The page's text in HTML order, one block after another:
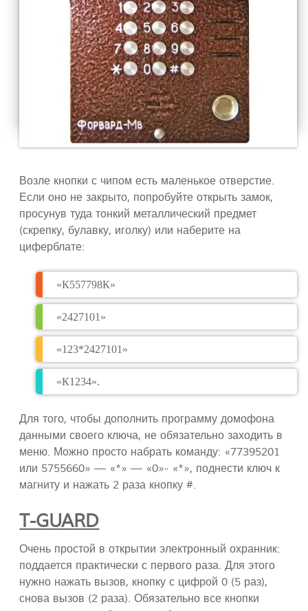
Возле кнопки с чипом есть маленькое отверстие.
Если оно не закрыто, попробуйте открыть замок,
просунув туда тонкий металлический предмет
(скрепку, булавку, иголку) или наберите на
циферблате:
«К557798К»
«2427101»
«123*2427101»
«К1234».
Для того, чтобы дополнить программу домофона
данными своего ключа, не обязательно заходить в
меню. Можно просто набрать команду: «77395201
или 5755660» — «*» — «0»- «*», поднести ключ к
магниту и нажать 2 раза кнопку #.
T-GUARD
Очень простой в открытии электронный охранник:
поддается практически с первого раза. Для этого
нужно нажать вызов, кнопку с цифрой 0 (5 раз),
снова вызов (2 раза). Обязательно все кнопки